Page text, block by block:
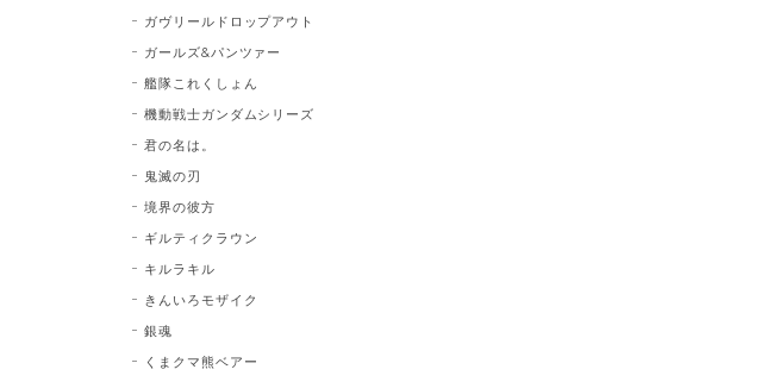
ガヴリールドロップアウト
ガールズ&パンツァー
艦隊これくしょん
機動戦士ガンダムシリーズ
君の名は。
鬼滅の刃
境界の彼方
ギルティクラウン
キルラキル
きんいろモザイク
銀魂
くまクマ熊ベアー